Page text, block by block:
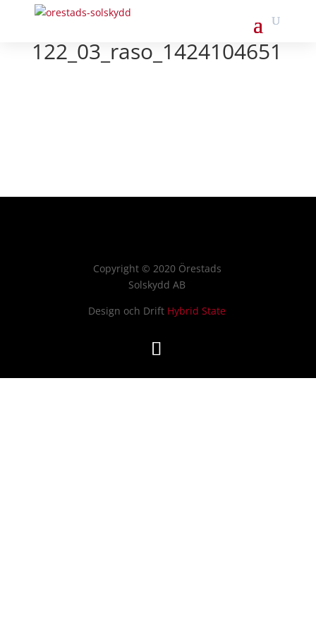
122_03_raso_1424104651
Copyright © 2020 Örestads
Solskydd AB
Design och Drift Hybrid State